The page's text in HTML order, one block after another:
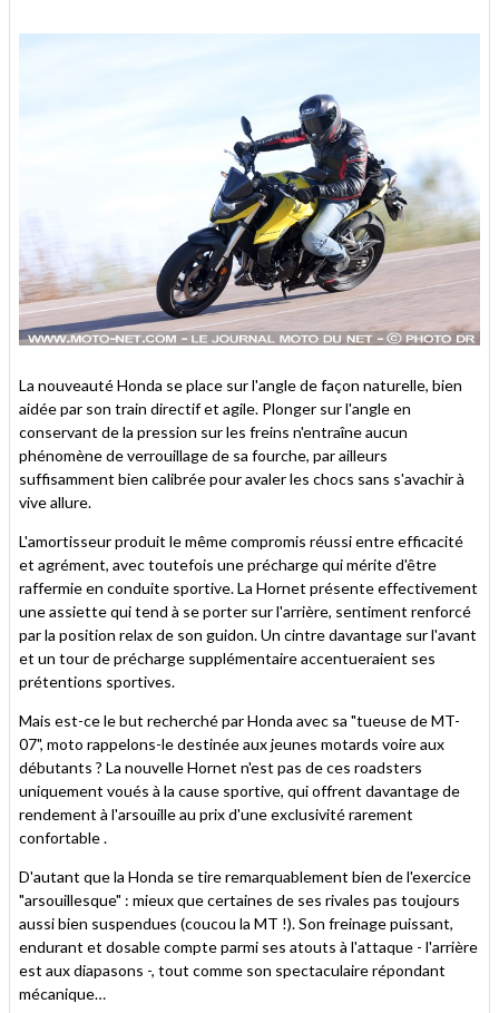
La nouveauté Honda se place sur l'angle de façon naturelle, bien
aidée par son train directif et agile. Plonger sur l'angle en
conservant de la pression sur les freins n'entraîne aucun
phénomène de verrouillage de sa fourche, par ailleurs
suffisamment bien calibrée pour avaler les chocs sans s'avachir à
vive allure.
L'amortisseur produit le même compromis réussi entre efficacité
et agrément, avec toutefois une précharge qui mérite d'être
raffermie en conduite sportive. La Hornet présente effectivement
une assiette qui tend à se porter sur l'arrière, sentiment renforcé
par la position relax de son guidon. Un cintre davantage sur l'avant
et un tour de précharge supplémentaire accentueraient ses
prétentions sportives.
Mais est-ce le but recherché par Honda avec sa "tueuse de MT-
07", moto rappelons-le destinée aux jeunes motards voire aux
débutants ? La nouvelle Hornet n'est pas de ces roadsters
uniquement voués à la cause sportive, qui offrent davantage de
rendement à l'arsouille au prix d'une exclusivité rarement
confortable .
D'autant que la Honda se tire remarquablement bien de l'exercice
"arsouillesque" : mieux que certaines de ses rivales pas toujours
aussi bien suspendues (coucou la MT !). Son freinage puissant,
endurant et dosable compte parmi ses atouts à l'attaque - l'arrière
est aux diapasons -, tout comme son spectaculaire répondant
mécanique…